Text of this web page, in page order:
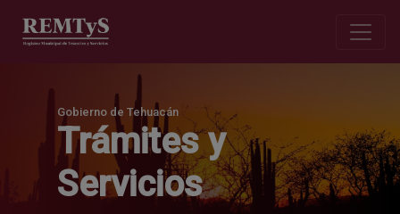
Gobierno de Tehuacán
Trámites y
Servicios